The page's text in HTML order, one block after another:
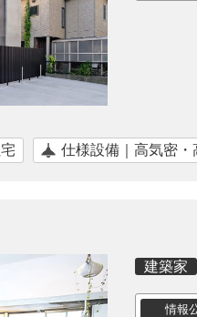
仕様設備｜高気密・
建築家
情報